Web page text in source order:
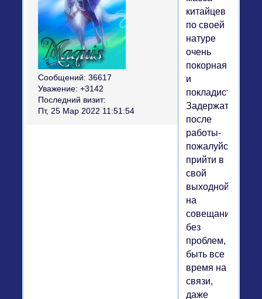
Сообщений: 36617
Уважение: +3142
Последний визит:
Пт, 25 Мар 2022 11:51:54
китайцев
по своей
натуре
очень
покорная
и
покладистая.
Задержаться
после
работы-
пожалуйста,
прийти в
свой
выходной
на
совещание-
без
проблем,
быть все
время на
связи,
даже